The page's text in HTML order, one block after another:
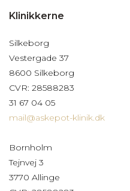
Klinikkerne
Silkeborg
Vestergade 37
8600 Silkeborg
CVR: 28588283
31 67 04 05
mail@askepot-klinik.dk
Bornholm
Tejnvej 3
3770 Allinge